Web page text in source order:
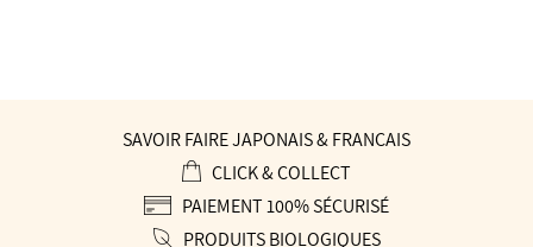
SAVOIR FAIRE JAPONAIS & FRANÇAIS
CLICK & COLLECT
PAIEMENT 100% SÉCURISÉ
PRODUITS BIOLOGIQUES